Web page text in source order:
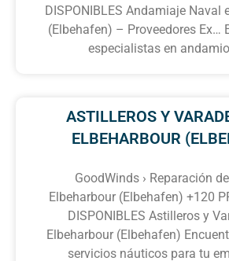
DISPONIBLES Andamiaje Naval
(Elbehafen) – Proveedores Ex…
especialistas en
ASTILLEROS Y
ELBEHARBOUR
GoodWinds › Reparación
Elbeharbour (Elbehafen) +120
DISPONIBLES Astilleros y
Elbeharbour (Elbehafen)
servicios náuticos para tu